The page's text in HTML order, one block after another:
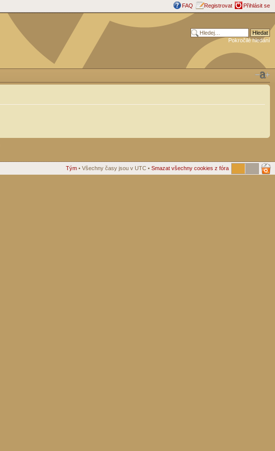
FAQ Registrovat Přihlásit se
Pokročilé hledání
Tým • Všechny časy jsou v UTC • Smazat všechny cookies z fóra